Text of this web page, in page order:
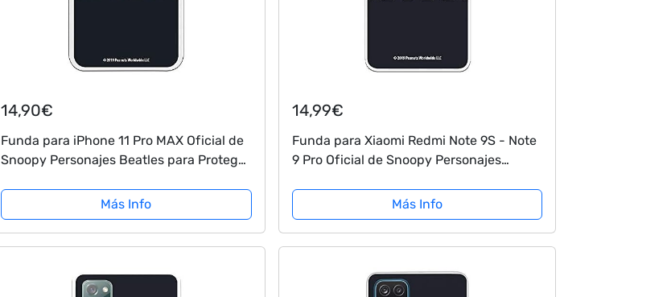
14,90€
Funda para iPhone 11 Pro MAX Oficial de
Snoopy Personajes Beatles para Proteger
Flexible con Licencia Oficial de...
Más Info
14,99€
Funda para Xiaomi Redmi Note 9S - Note
9 Pro Oficial de Snoopy Personajes
para Xiaomi de Silicona Flexible con...
Más Info